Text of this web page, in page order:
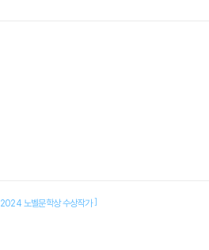
2024 노벨문학상 수상작가]